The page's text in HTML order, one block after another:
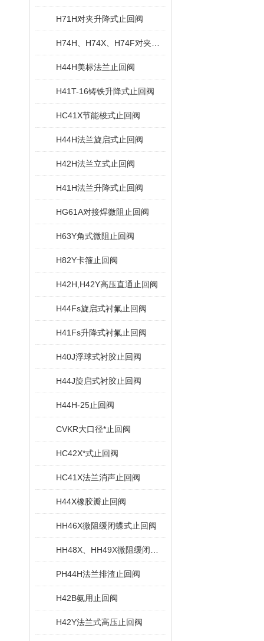
H71H对夹升降式止回阀
H44H美标法兰止回阀
H41T-16铸铁升降式止回阀
HC41X节能梭式止回阀
H44H法兰旋启式止回阀
H42H法兰立式止回阀
H41H法兰升降式止回阀
HG61A对接焊微阻止回阀
H63Y角式微阻止回阀
H82Y卡箍止回阀
H42H,H42Y高压直通止回阀
H44Fs旋启式衬氟止回阀
H41Fs升降式衬氟止回阀
H40J浮球式衬胶止回阀
H44J旋启式衬胶止回阀
H44H-25止回阀
CVKR大口径*止回阀
HC42X*式止回阀
HC41X法兰消声止回阀
H44X橡胶瓣止回阀
HH46X微阻缓闭蝶式止回阀
PH44H法兰排渣止回阀
H42B氨用止回阀
H42Y法兰式高压止回阀